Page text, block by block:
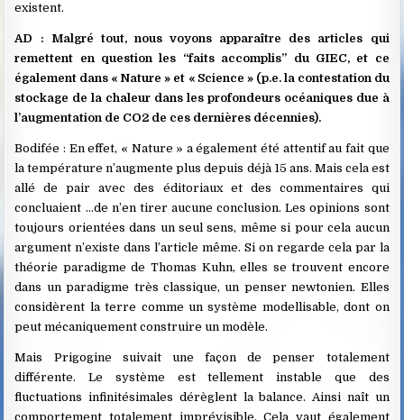
existent.
AD : Malgré tout, nous voyons apparaître des articles qui
remettent en question les “faits accomplis” du GIEC, et ce
également dans « Nature » et « Science » (p.e. la contestation du
stockage de la chaleur dans les profondeurs océaniques due à
l’augmentation de CO2 de ces dernières décennies).
Bodifée : En effet, « Nature » a également été attentif au fait que
la température n’augmente plus depuis déjà 15 ans. Mais cela est
allé de pair avec des éditoriaux et des commentaires qui
concluaient …de n’en tirer aucune conclusion. Les opinions sont
toujours orientées dans un seul sens, même si pour cela aucun
argument n’existe dans l’article même. Si on regarde cela par la
théorie paradigme de Thomas Kuhn, elles se trouvent encore
dans un paradigme très classique, un penser newtonien. Elles
considèrent la terre comme un système modellisable, dont on
peut mécaniquement construire un modèle.
Mais Prigogine suivait une façon de penser totalement
différente. Le système est tellement instable que des
fluctuations infinitésimales dérèglent la balance. Ainsi naît un
comportement totalement imprévisible. Cela vaut également